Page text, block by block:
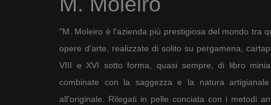
"M. Moleiro è l'azienda più prestigiosa del mondo tra
opere d'arte, realizzate di solito su pergamena,
VIII e XVI sotto forma, quasi sempre, di libro
combinate con la saggezza e la natura
all'originale. Rilegati in pelle conciata con i metodi